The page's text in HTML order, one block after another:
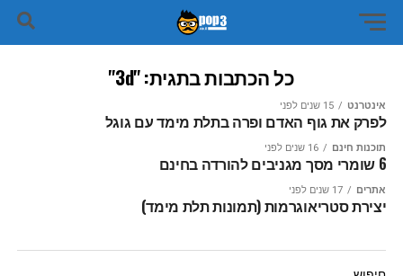
כל הכתבות בתגית: "3d"
אינטרנט 15 שנים לפני
לפרק את גוף האדם ופרה בתלת מימד עם גוגל
תוכנות חינם 16 שנים לפני
6 שומרי מסך מגניבים להורדה בחינם
אתרים 17 שנים לפני
יצירת סטריאוגרמות (תמונות תלת מימד)